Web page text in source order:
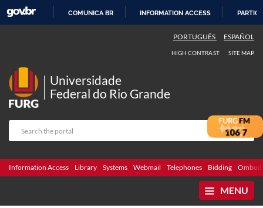
COMUNICA BR INFORMATION ACCESS
PORTUGUÊS ESPAÑOL
HIGH CONTRAST SITE MAP
Universidade
Federal do Rio Grande
Information Access Library Systems Webmail Telephones Bidding
MENU